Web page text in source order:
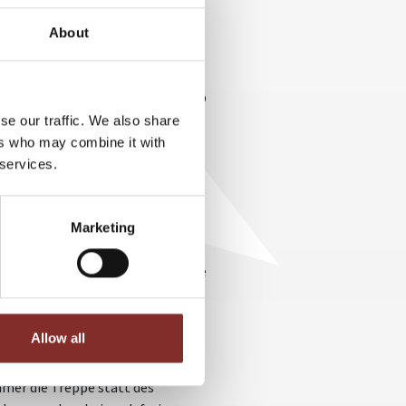
About
our traffic. We also share
who may combine it with
Marketing
Allow all
Benzin“ tanken. Deshalb
und keine Füllstoffe. Ein
Eiweiß in Ihrer
und Durchhaltevermögen.
ganz schnell wieder ganz weit
Daher empfiehlt der
und ergänzen Sie ihre
die Treppe statt des